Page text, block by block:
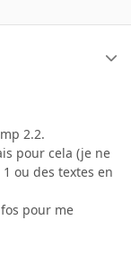
2.2.
pour cela (je ne
ou des textes en
pour me